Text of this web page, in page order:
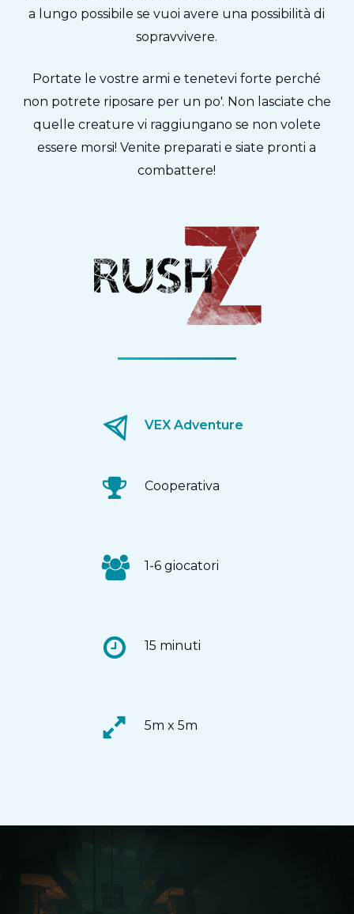
VEX Adventure
Cooperativa
1-6 giocatori
15 minuti
5m x 5m
a lungo possibile se vuoi avere una possibilità di
sopravvivere.
Portate le vostre armi e tenetevi forte perché
non potrete riposare per un po'. Non lasciate che
quelle creature vi raggiungano se non volete
essere morsi! Venite preparati e siate pronti a
combattere!